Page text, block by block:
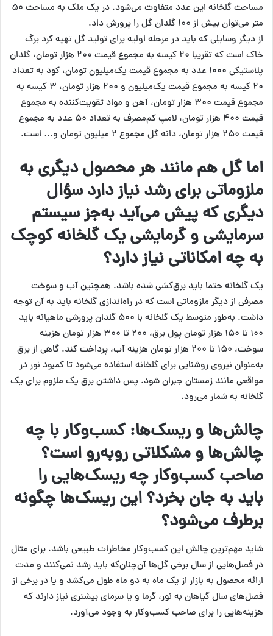
مساحت گلخانه این عدد متفاوت می‌شود. در یک ملک به مساحت ۵۰
متر می‌توان بیش از ۱۰۰ گلدان گل را پرورش داد.
از دیگر وسایلی که باید در مرحله اولیه برای تولید گل تهیه کرد برگ
خاک است که تقریبا ۲۰ کیسه به مجموع قیمت ۲۰۰ هزار تومان،‌ گلدان
پلاستیکی ۱۰۰۰ عدد به مجموع قیمت یک‌میلیون تومان، کود به تعداد
۲۰ کیسه به مجموع قیمت یک‌میلیون و ۲۰۰ هزار تومان،‌ ۳ کیسه به
مجموع قیمت ۳۰۰ هزار تومان، آهن و مواد تقویت‌کننده به مجموع
قیمت ۴۰۰ هزار تومان، ‌لامپ کم‌مصرف به تعداد ۵۰ عدد به مجموع
قیمت ۲۵۰ هزار تومان، ‌دانه گل مجموع ۲ میلیون تومان و… است.
اما گل هم مانند هر محصول دیگری به
ملزوماتی برای رشد نیاز دارد سؤال
دیگری که پیش می‌آید به‌جز سیستم
سرمایشی و گرمایشی یک گلخانه کوچک
به چه امکاناتی نیاز دارد؟
یک گلخانه حتما باید برق‌کشی شده باشد. همچنین آب و سوخت
مصرفی از دیگر ملزوماتی است که در راه‌اندازی گلخانه باید به آن توجه
داشت. به‌طور متوسط یک گلخانه با ۵۰۰ گلدان پرورشی ماهیانه باید
۱۰۰ تا ۱۵۰ هزار تومان پول برق، ۲۰۰ تا ۳۰۰ هزار تومان هزینه
سوخت، ۱۵۰ تا ۲۰۰ هزار تومان هزینه آب، پرداخت کند. گاهی از برق
به‌عنوان نیروی روشنایی برای گلخانه استفاده می‌شود تا کمبود نور در
مواقعی مانند زمستان جبران شود. پس داشتن برق یک ملزوم برای یک
گلخانه به شمار می‌رود.
چالش‌ها و ریسک‌ها: کسب‌وکار با چه
چالش‌ها و مشکلاتی روبه‌رو است؟
صاحب کسب‌وکار چه ریسک‌هایی را
باید به جان بخرد؟ این ریسک‌ها چگونه
برطرف می‌شود؟
شاید مهم‌ترین چالش این کسب‌وکار مخاطرات طبیعی باشد. برای مثال
در فصل‌هایی از سال برخی گل‌ها آن‌چنان‌که باید رشد نمی‌کنند و مدت
ارائه محصول به بازار از یک ماه به دو ماه طول می‌کشد و یا در برخی از
فصل‌های سال گیاهان به نور، گرما و یا سرمای بیشتری نیاز دارند که
هزینه‌هایی را برای صاحب کسب‌وکار به وجود می‌آورد.